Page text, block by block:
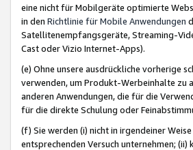
eine nicht für Mobilgeräte optimierte
in den Richtlinie für Mobile Anwendungen
Satellitenempfangsgeräte, Streaming-
Cast oder Vizio Internet-Apps).
(e) Ohne unsere ausdrückliche vorherige
verwenden, um Produkt-Werbeinhalte zu
anderen Anwendungen, die für die
für die direkte Schulung oder
(f) Sie werden (i) nicht in irgendeiner
entsprechenden Versuch unternehmen;